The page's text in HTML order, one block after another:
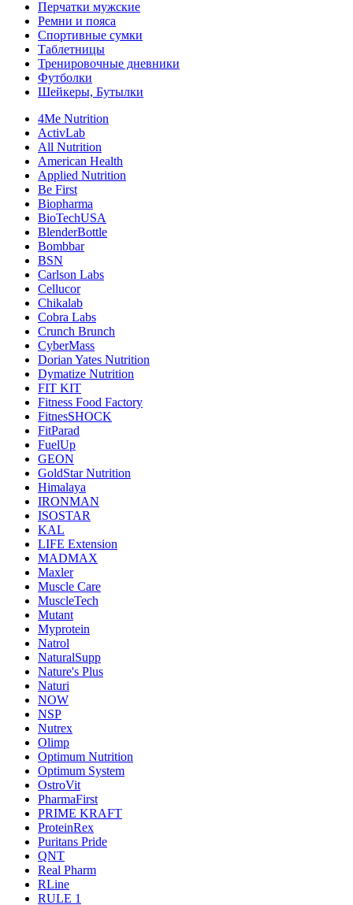
Перчатки мужские
Ремни и пояса
Спортивные сумки
Таблетницы
Тренировочные дневники
Футболки
Шейкеры, Бутылки
4Me Nutrition
ActivLab
All Nutrition
American Health
Applied Nutrition
Be First
Biopharma
BioTechUSA
BlenderBottle
Bombbar
BSN
Carlson Labs
Cellucor
Chikalab
Cobra Labs
Crunch Brunch
CyberMass
Dorian Yates Nutrition
Dymatize Nutrition
FIT KIT
Fitness Food Factory
FitnesSHOCK
FitParad
FuelUp
GEON
GoldStar Nutrition
Himalaya
IRONMAN
ISOSTAR
KAL
LIFE Extension
MADMAX
Maxler
Muscle Care
MuscleTech
Mutant
Myprotein
Natrol
NaturalSupp
Nature's Plus
Naturi
NOW
NSP
Nutrex
Olimp
Optimum Nutrition
Optimum System
OstroVit
PharmaFirst
PRIME KRAFT
ProteinRex
Puritans Pride
QNT
Real Pharm
RLine
RULE 1